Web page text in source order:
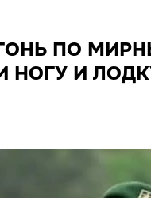
ПО
И